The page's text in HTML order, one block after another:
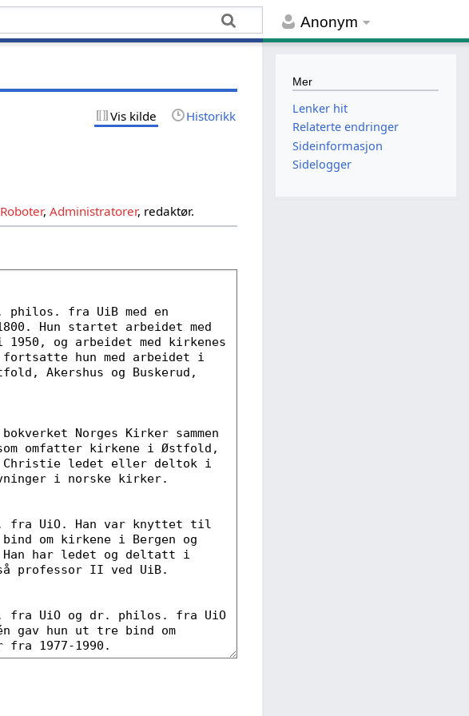
Anonym
Vis kilde Historikk
Roboter,Administratorer, redaktør.
Mer
Lenker hit
Relaterte endringer
Sideinformasjon
Sidelogger